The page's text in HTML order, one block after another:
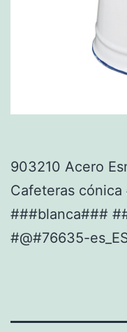
903210 Acero
Cafeteras
###blanca###
#@#76635-